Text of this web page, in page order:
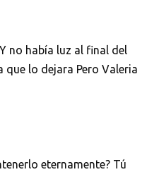
no había luz al final del
que lo dejara Pero Valeria
eternamente? Tú